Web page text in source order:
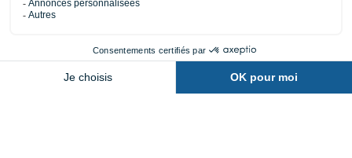
Demander un devis
Être rappelé